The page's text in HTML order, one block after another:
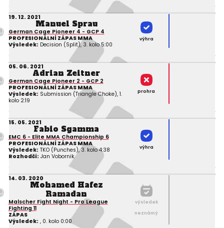
19. 12. 2021
Manuel Sprau
German Cage Pioneer 4 - GCP 4
PROFESIONÁLNÍ ZÁPAS MMA
Výsledek: Decision (Split), 3. kolo 5:00
výhra
05. 06. 2021
Adrian Zeitner
German Cage Pioneer 2 - GCP 2
PROFESIONÁLNÍ ZÁPAS MMA
Výsledek: Submission (Triangle Choke), 1.
kolo 2:19
prohra
15. 05. 2021
Fabio Sgamma
EMC 6 - Elite MMA Championship 6
PROFESIONÁLNÍ ZÁPAS MMA
Výsledek: TKO (Punches), 3. kolo 4:38
Rozhodčí: Jan Vobornik
výhra
14. 03. 2020
Mohamed Hafez
Ramadan
Malscher Fight Night - Pro League
Fighting 11
ZÁPAS
Výsledek: , 0. kolo 0:00
výsledek
neznámý